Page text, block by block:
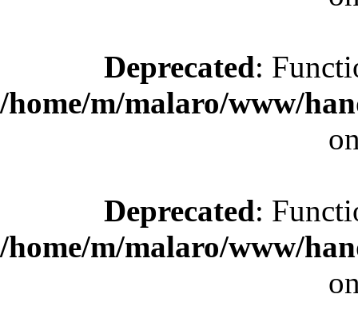
Deprecated:
/home/m/malaro/www/
Deprecated:
/home/m/malaro/www/